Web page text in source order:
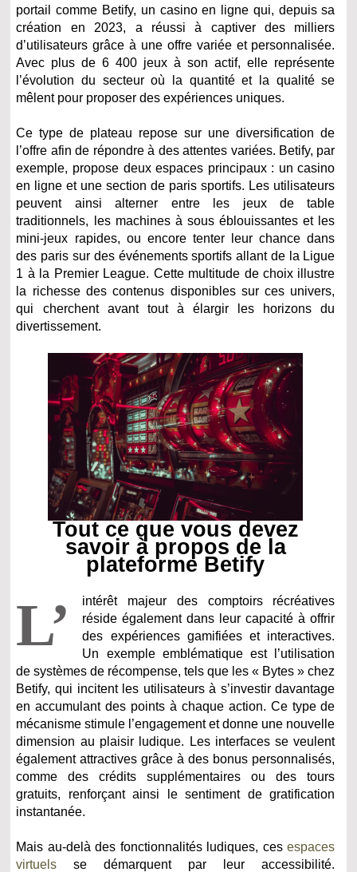
portail comme Betify, un casino en ligne qui, depuis sa
création en 2023, a réussi à captiver des milliers
d’utilisateurs grâce à une offre variée et personnalisée.
Avec plus de 6 400 jeux à son actif, elle représente
l’évolution du secteur où la quantité et la qualité se
mêlent pour proposer des expériences uniques.
Ce type de plateau repose sur une diversification de
l’offre afin de répondre à des attentes variées. Betify, par
exemple, propose deux espaces principaux : un casino
en ligne et une section de paris sportifs. Les utilisateurs
peuvent ainsi alterner entre les jeux de table
traditionnels, les machines à sous éblouissantes et les
mini-jeux rapides, ou encore tenter leur chance dans
des paris sur des événements sportifs allant de la Ligue
1 à la Premier League. Cette multitude de choix illustre
la richesse des contenus disponibles sur ces univers,
qui cherchent avant tout à élargir les horizons du
divertissement.
Tout ce que vous devez
savoir à propos de la
plateforme Betify
L’
intérêt majeur des comptoirs récréatives
réside également dans leur capacité à offrir
des expériences gamifiées et interactives.
Un exemple emblématique est l’utilisation
de systèmes de récompense, tels que les « Bytes » chez
Betify, qui incitent les utilisateurs à s’investir davantage
en accumulant des points à chaque action. Ce type de
mécanisme stimule l’engagement et donne une nouvelle
dimension au plaisir ludique. Les interfaces se veulent
également attractives grâce à des bonus personnalisés,
comme des crédits supplémentaires ou des tours
gratuits, renforçant ainsi le sentiment de gratification
instantanée.
Mais au-delà des fonctionnalités ludiques, cesespaces
virtuels se démarquent par leur accessibilité.